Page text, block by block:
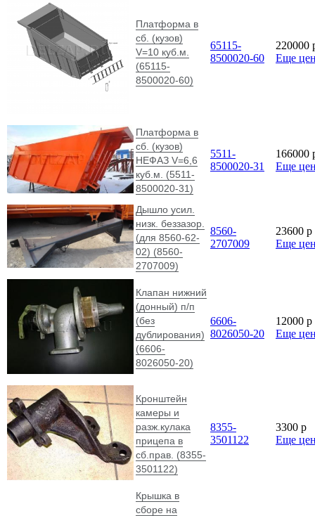
Платформа в
сб. (кузов)
V=10 куб.м.
(65115-
8500020-60)
65115-
8500020-60
220000
Еще
Платформа в
сб. (кузов)
НЕФАЗ V=6,6
куб.м. (5511-
8500020-31)
5511-
8500020-31
166000
Еще
Дышло усил.
низк. беззазор.
(для 8560-62-
02) (8560-
2707009)
8560-
2707009
23600 p
Еще
Клапан нижний
(донный) п/п
(без
дублирования)
(6606-
8026050-20)
6606-
8026050-20
12000 p
Еще
Кронштейн
камеры и
разж.кулака
прицепа в
сб.прав. (8355-
3501122)
8355-
3501122
3300 p
Еще
Крышка в
сборе на